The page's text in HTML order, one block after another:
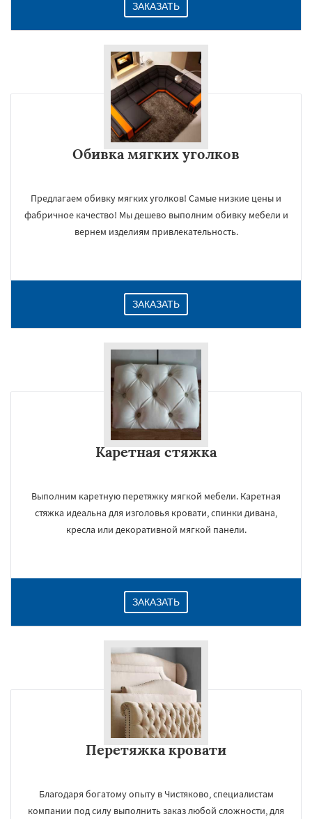
ЗАКАЗАТЬ
Обивка мягких уголков
Предлагаем обивку мягких уголков! Самые низкие цены и
фабричное качество! Мы дешево выполним обивку мебели и
вернем изделиям привлекательность.
ЗАКАЗАТЬ
Каретная стяжка
Выполним каретную перетяжку мягкой мебели. Каретная
стяжка идеальна для изголовья кровати, спинки дивана,
кресла или декоративной мягкой панели.
ЗАКАЗАТЬ
Перетяжка кровати
Благодаря богатому опыту в Чистяково, специалистам
компании под силу выполнить заказ любой сложности, для